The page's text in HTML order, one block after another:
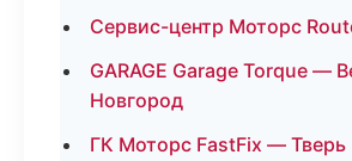
Сервис-центр Моторс
GARAGE Garage Torque —
Новгород
ГК Моторс FastFix — Тверь